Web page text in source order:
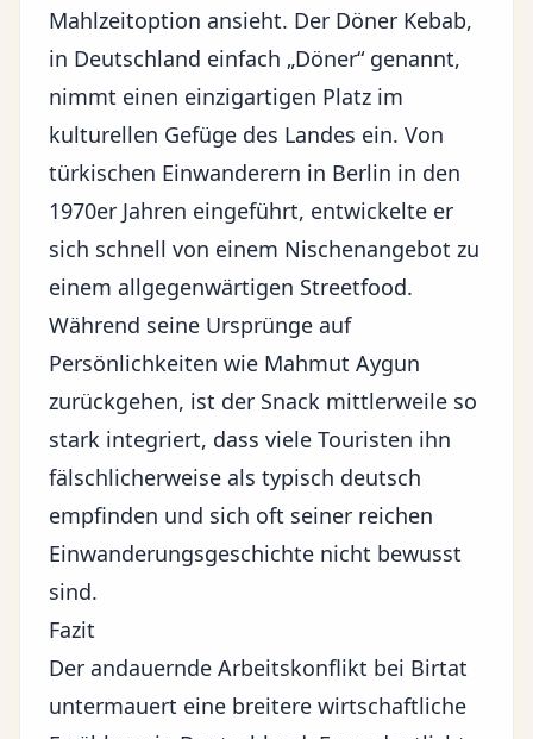
Mahlzeitoption ansieht. Der Döner Kebab,
in Deutschland einfach „Döner“ genannt,
nimmt einen einzigartigen Platz im
kulturellen Gefüge des Landes ein. Von
türkischen Einwanderern in Berlin in den
1970er Jahren eingeführt, entwickelte er
sich schnell von einem Nischenangebot zu
einem allgegenwärtigen Streetfood.
Während seine Ursprünge auf
Persönlichkeiten wie Mahmut Aygun
zurückgehen, ist der Snack mittlerweile so
stark integriert, dass viele Touristen ihn
fälschlicherweise als typisch deutsch
empfinden und sich oft seiner reichen
Einwanderungsgeschichte nicht bewusst
sind.
Fazit
Der andauernde Arbeitskonflikt bei Birtat
untermauert eine breitere wirtschaftliche